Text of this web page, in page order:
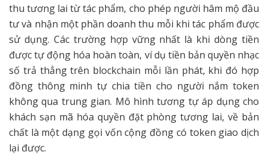
thu tương lai từ tác phẩm, cho phép người hâm mộ đầu
tư và nhận một phần doanh thu mỗi khi tác phẩm được
sử dụng. Các trường hợp vững nhất là khi dòng tiền
được tự động hóa hoàn toàn, ví dụ tiền bản quyền nhạc
số trả thẳng trên blockchain mỗi lần phát, khi đó hợp
đồng thông minh tự chia tiền cho người nắm token
không qua trung gian. Mô hình tương tự áp dụng cho
khách sạn mã hóa quyền đặt phòng tương lai, về bản
chất là một dạng gọi vốn cộng đồng có token giao dịch
lại được.